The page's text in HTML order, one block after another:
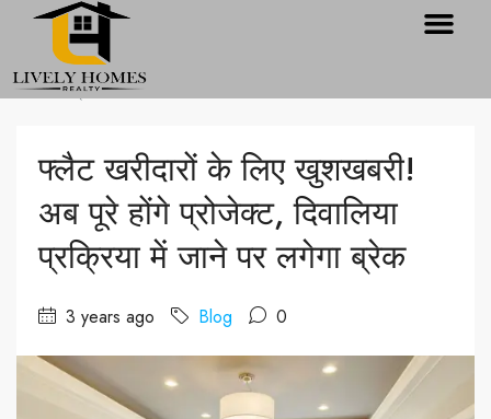
Blog
फ्लैट खरीदारों के लिए खुशखबरी! अब पूरे होंगे प्रोजेक्ट, दिवालिया प्रक्रिया में जाने पर
लगेगा ब्रेक
फ्लैट खरीदारों के लिए खुशखबरी!
अब पूरे होंगे प्रोजेक्ट, दिवालिया
प्रक्रिया में जाने पर लगेगा ब्रेक
3 years ago Blog 0